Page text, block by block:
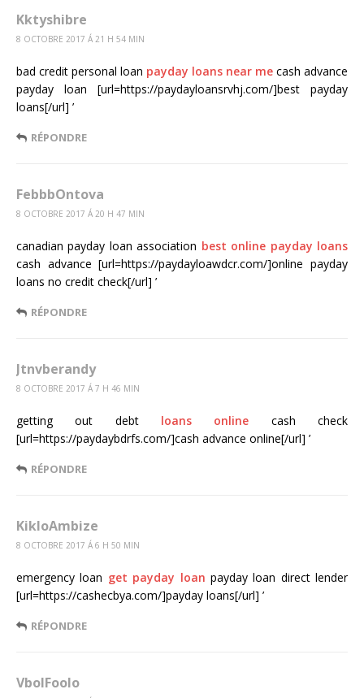
Kktyshibre
8 OCTOBRE 2017 Á 21 H 54 MIN
bad credit personal loan payday loans near me cash advance
payday loan [url=https://paydayloansrvhj.com/]best payday
loans[/url] ’
RÉPONDRE
FebbbOntova
8 OCTOBRE 2017 Á 20 H 47 MIN
canadian payday loan association best online payday loans
cash advance [url=https://paydayloawdcr.com/]online payday
loans no credit check[/url] ’
RÉPONDRE
Jtnvberandy
8 OCTOBRE 2017 Á 7 H 46 MIN
getting out debt loans online cash check
[url=https://paydaybdrfs.com/]cash advance online[/url] ’
RÉPONDRE
KikloAmbize
8 OCTOBRE 2017 Á 6 H 50 MIN
emergency loan get payday loan payday loan direct lender
[url=https://cashecbya.com/]payday loans[/url] ’
RÉPONDRE
VbolFoolo